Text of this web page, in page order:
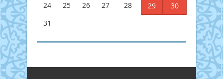
24
25 26 27 28 29
30
31